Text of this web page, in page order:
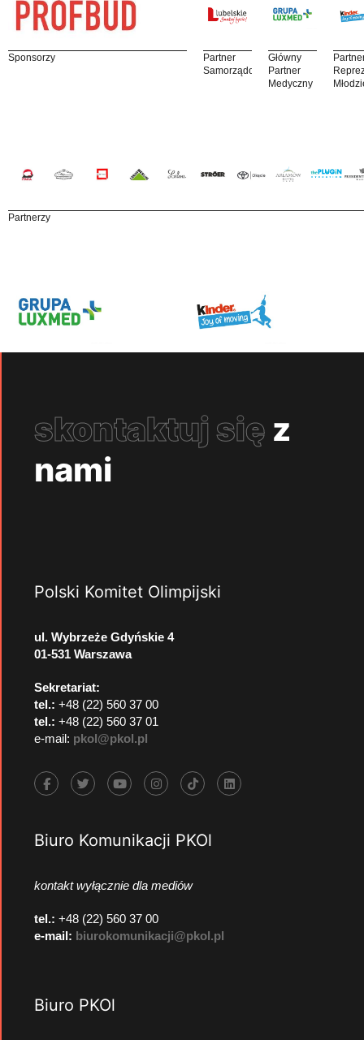
Sponsorzy
Partner
Samorządowy
Główny
Partner
Medyczny
Partnerzy
skontaktuj się z
nami
Polski Komitet Olimpijski
ul. Wybrzeże Gdyńskie 4
01-531 Warszawa
Sekretariat:
tel.: +48 (22) 560 37 00
tel.: +48 (22) 560 37 01
e-mail: pkol@pkol.pl
Biuro Komunikacji PKOl
kontakt wyłącznie dla mediów
tel.: +48 (22) 560 37 00
e-mail: biurokomunikacji@pkol.pl
Biuro PKOl